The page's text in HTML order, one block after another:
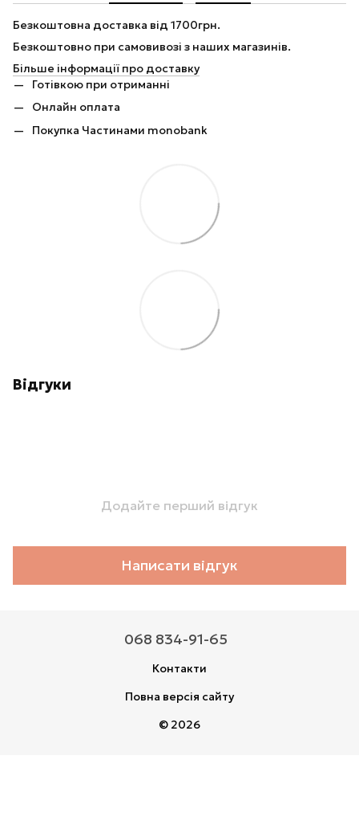
Безкоштовна доставка від 1700грн.
Безкоштовно при самовивозі з наших магазинів.
Більше інформації про доставку
Готівкою при отриманні
Онлайн оплата
Покупка Частинами monobank
Відгуки
Додайте перший відгук
Написати відгук
068 834-91-65
Контакти
Повна версія сайту
© 2026